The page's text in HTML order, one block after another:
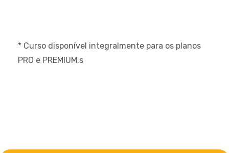
* Curso disponível integralmente para os planos
PRO e PREMIUM.s